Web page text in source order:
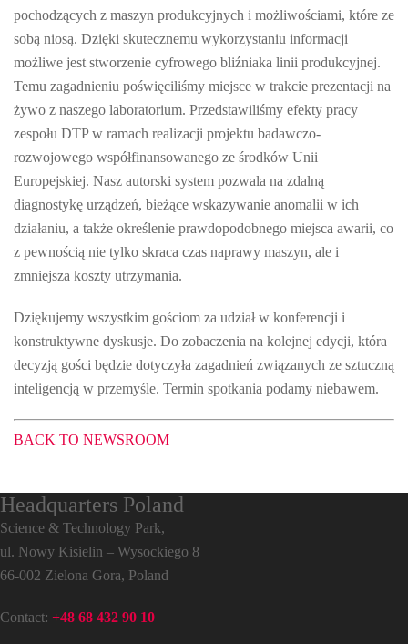
pochodzących z maszyn produkcyjnych i możliwościami, które ze
sobą niosą. Dzięki skutecznemu wykorzystaniu informacji
możliwe jest stworzenie cyfrowego bliźniaka linii produkcyjnej.
Temu zagadnieniu poświęciliśmy miejsce w trakcie prezentacji na
żywo z naszego laboratorium. Przedstawiliśmy efekty pracy
zespołu DTP w ramach realizacji projektu badawczo-
rozwojowego współfinansowanego ze środków Unii
Europejskiej. Nasz autorski system pozwala na zdalną
diagnostykę urządzeń, bieżące wskazywanie anomalii w ich
działaniu, a także określenie prawdopodobnego miejsca awarii, co
z pewnością nie tylko skraca czas naprawy maszyn, ale i
zmniejsza koszty utrzymania.
Dziękujemy wszystkim gościom za udział w konferencji i
konstruktywne dyskusje. Do zobaczenia na kolejnej edycji, która
decyzją gości będzie dotyczyła zagadnień związanych ze sztuczną
inteligencją w przemyśle. Termin spotkania podamy niebawem.
BACK TO NEWSROOM
Headquarters Poland
Science & Technology Park,
ul. Nowy Kisielin – Wysockiego 8
66-002 Zielona Gora, Poland
Contact: +48 68 432 90 10